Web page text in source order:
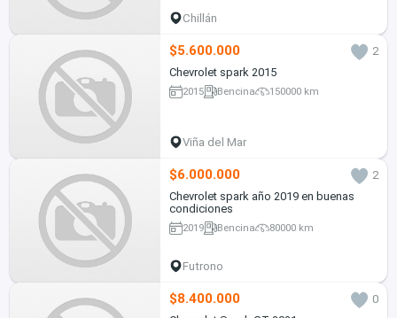
Chillán
$5.600.000
2
Chevrolet spark 2015
2015 Bencina 150000 km
Viña del Mar
$6.000.000
2
Chevrolet spark año 2019 en buenas
condiciones
2019 Bencina 80000 km
Futrono
$8.400.000
0